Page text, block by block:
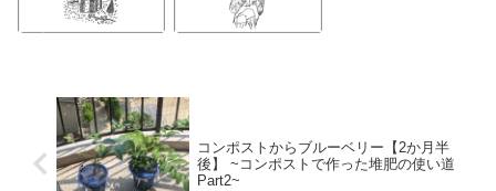
コンポストからブルーベリー【2か月半
後】 ~コンポストで作った堆肥の使い道
Part2~